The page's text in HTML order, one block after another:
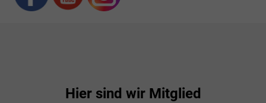
Hier sind wir Mitglied